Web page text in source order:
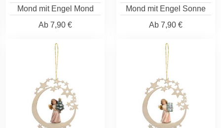
Mond mit Engel Mond
Ab 7,90 €
Mond mit Engel Sonne
Ab 7,90 €